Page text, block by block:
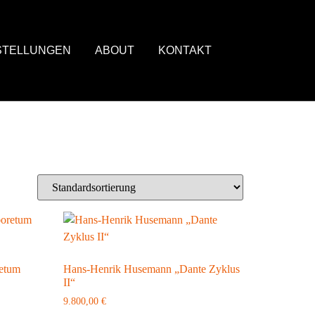
ABOUT KONTAKT
Hans-Henrik Husemann „Dante Zyklus
II“
9.800,00€